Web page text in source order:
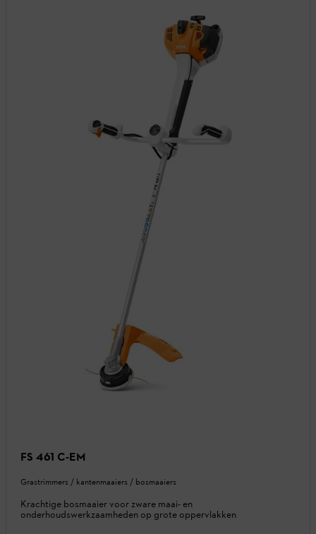
FS 461 C-EM
Grastrimmers / kantenmaaiers / bosmaaiers
Krachtige bosmaaier voor zware maai- en
onderhoudswerkzaamheden op grote oppervlakken